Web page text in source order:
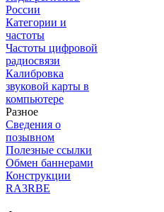
России
Категории и
частоты
Частоты цифровой
радиосвязи
Калибровка
звуковой карты в
компьютере
Разное
Сведения о
позывном
Полезные ссылки
Обмен баннерами
Конструкции
RA3RBE